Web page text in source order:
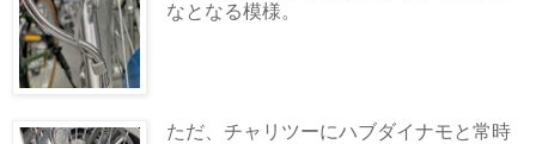
なとなる模様。
ただ、チャリツーにハブダイナモと常時